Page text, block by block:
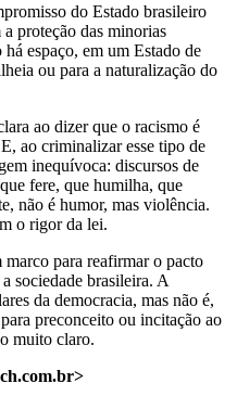
do Estado brasileiro
proteção das minorias
espaço, em um Estado de
ou para a naturalização do
ao dizer que o racismo é
ao criminalizar esse tipo de
inequívoca: discursos de
fere, que humilha, que
não é humor, mas violência.
o rigor da lei.
para reafirmar o pacto
sociedade brasileira. A
da democracia, mas não é,
preconceito ou incitação ao
muito claro.